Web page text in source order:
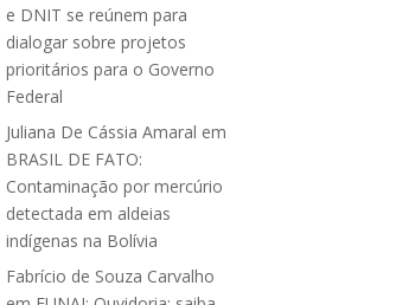
e DNIT se reúnem para
dialogar sobre projetos
prioritários para o Governo
Federal
Juliana De Cássia Amaral em
BRASIL DE FATO:
Contaminação por mercúrio
detectada em aldeias
indígenas na Bolívia
Fabrício de Souza Carvalho